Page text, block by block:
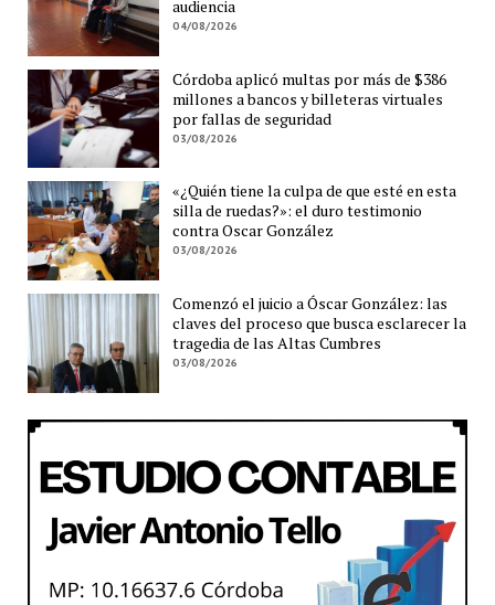
audiencia
04/08/2026
Córdoba aplicó multas por más de $386
millones a bancos y billeteras virtuales
por fallas de seguridad
03/08/2026
«¿Quién tiene la culpa de que esté en esta
silla de ruedas?»: el duro testimonio
contra Oscar González
03/08/2026
Comenzó el juicio a Óscar González: las
claves del proceso que busca esclarecer la
tragedia de las Altas Cumbres
03/08/2026